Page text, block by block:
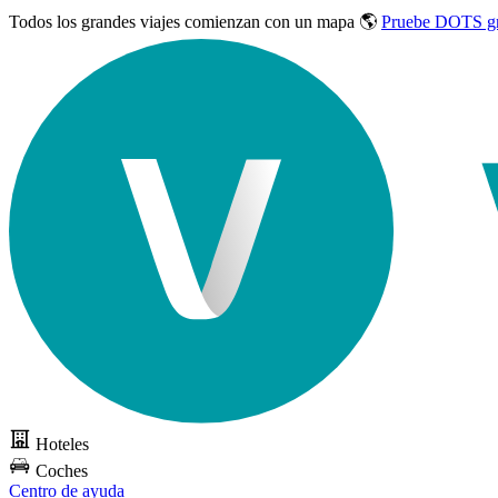
Todos los grandes viajes comienzan con un mapa 🌎 Pruebe DOTS
Hoteles
Coches
Centro de ayuda